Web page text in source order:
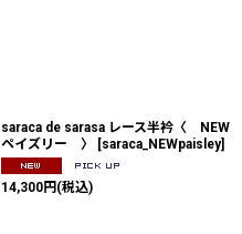
saraca de sarasa レース半衿〈 NEW
ペイズリー 〉
[saraca_NEWpaisley]
14,300円 (税込)